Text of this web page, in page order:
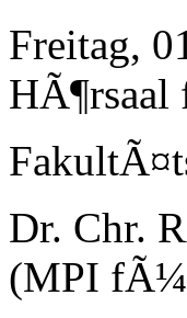
Freitag,
Dr. Chr.
(MPI